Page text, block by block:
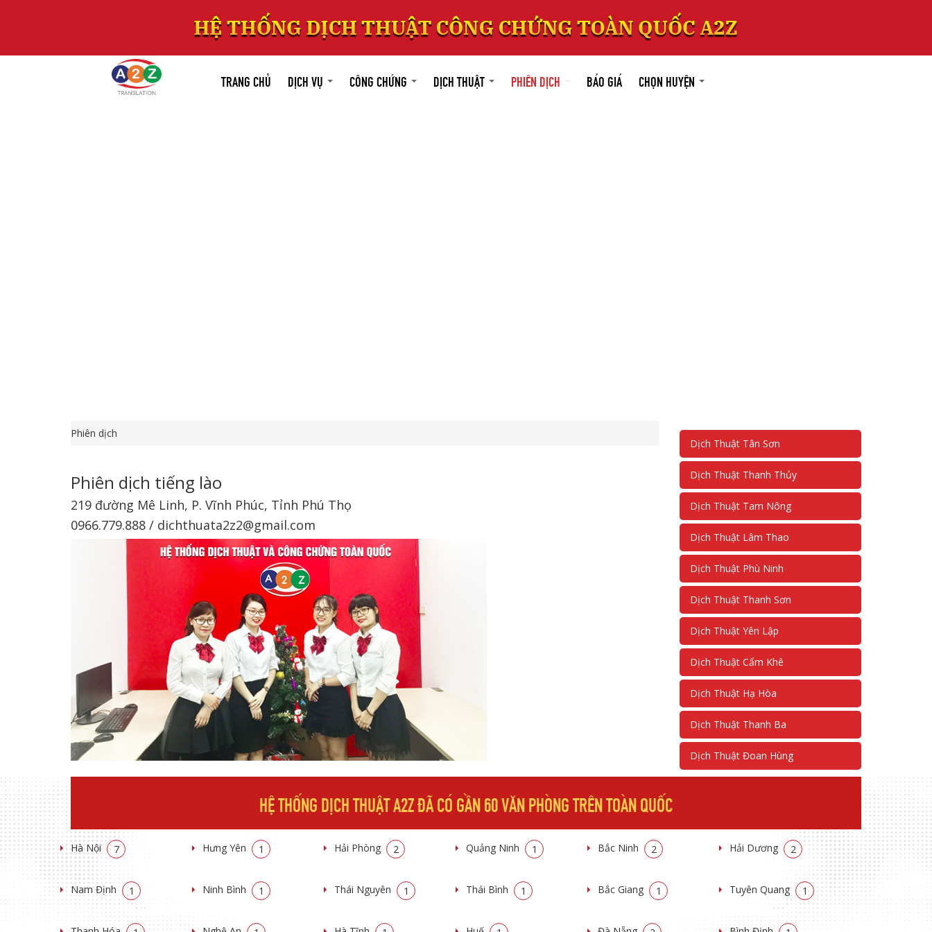
TRANG CHỦ DỊCH VỤ CÔNG CHỨNG DỊCH THUẬT PHIÊN DỊCH BÁO GIÁ CHỌN HUYỆN
Phiên dịch
Phiên dịch tiếng lào
219 đường Mê Linh, P. Vĩnh Phúc, Tỉnh Phú Thọ
0966.779.888 / dichthuata2z2@gmail.com
Dịch Thuật Tân Sơn
Dịch Thuật Thanh Thủy
Dịch Thuật Tam Nông
Dịch Thuật Lâm Thao
Dịch Thuật Phù Ninh
Dịch Thuật Thanh Sơn
Dịch Thuật Yên Lập
Dịch Thuật Cẩm Khê
Dịch Thuật Hạ Hòa
Dịch Thuật Thanh Ba
Dịch Thuật Đoan Hùng
HỆ THỐNG DỊCH THUẬT A2Z ĐÃ CÓ GẦN 60 VĂN PHÒNG TRÊN TOÀN QUỐC
Hà Nội 7 Hưng Yên 1 Hải Phòng 2 Quảng Ninh 1 Bắc Ninh 2 Hải Dương 2
Nam Định 1 Ninh Bình 1 Thái Nguyên 1 Thái Bình 1 Bắc Giang 1 Tuyên Quang 1